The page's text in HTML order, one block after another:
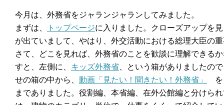
今月は、外務省をジャランジャランしてみました。
まずは、
トップページに入りました。クローズアップを
が出ていまして、やはり、外交活動における総理大臣の
さて、どこを見れば、外務省のことを歓談に理解できる
すと、左側に、 キッズ外務省、という箱がありましたの
せの箱の中から、 動画「見たい！聞きたい！外務省」
を
までありました。役割編、本省編、在外公館編と分けら